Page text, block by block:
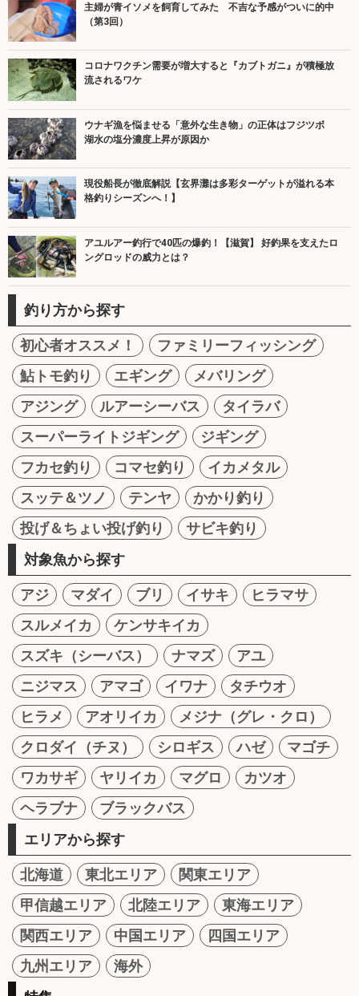
主婦が青イソメを飼育してみた 不吉な予感がついに的中
（第3回）
コロナワクチン需要が増大すると『カブトガニ』が積極放
流されるワケ
ウナギ漁を悩ませる「意外な生き物」の正体はフジツボ
湖水の塩分濃度上昇が原因か
現役船長が徹底解説【玄界灘は多彩ターゲットが溢れる本
格釣りシーズンへ！】
アユルアー釣行で40匹の爆釣！【滋賀】 好釣果を支えたロ
ングロッドの威力とは？
釣り方から探す
初心者オススメ！
ファミリーフィッシング
鮎トモ釣り
エギング
メバリング
アジング
ルアーシーバス
タイラバ
スーパーライトジギング
ジギング
フカセ釣り
コマセ釣り
イカメタル
スッテ＆ツノ
テンヤ
かかり釣り
投げ＆ちょい投げ釣り
サビキ釣り
対象魚から探す
アジ マダイ ブリ イサキ
ヒラマサ
スルメイカ
ケンサキイカ
スズキ（シーバス）
ナマズ
アユ
ニジマス
アマゴ イワナ
タチウオ
ヒラメ
アオリイカ
メジナ（グレ・クロ）
クロダイ（チヌ）
シロギス ハゼ
マゴチ
ワカサギ
ヤリイカ マグロ
カツオ
ヘラブナ
ブラックバス
エリアから探す
北海道 東北エリア
関東エリア
甲信越エリア
北陸エリア
東海エリア
関西エリア
中国エリア
四国エリア
九州エリア
海外